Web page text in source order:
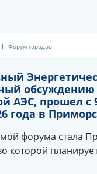
Форум городов
обсуждению
АЭС, прошел с
года в
форума стала
которой